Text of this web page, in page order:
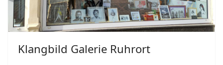
Klangbild Galerie Ruhrort